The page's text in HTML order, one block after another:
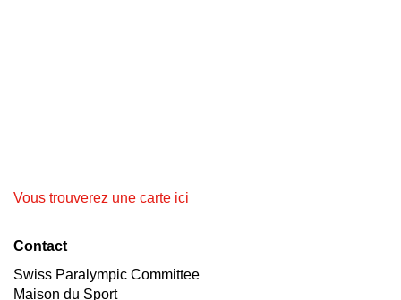
Vous trouverez une carte ici
Contact
Swiss Paralympic Committee
Maison du Sport